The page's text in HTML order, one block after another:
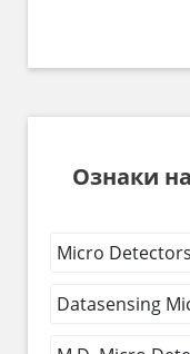
Ознаки
Micro
Datasensing